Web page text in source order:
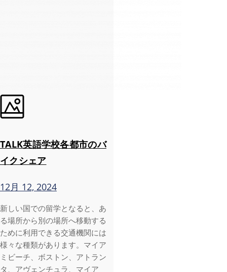
TALK英語学校各都市のバ
イクシェア
12月 12, 2024
新しい国での留学となると、あ
る場所から別の場所へ移動する
ために利用できる交通機関には
様々な種類があります。マイア
ミビーチ、ボストン、アトラン
タ、アヴェンチュラ、マイア